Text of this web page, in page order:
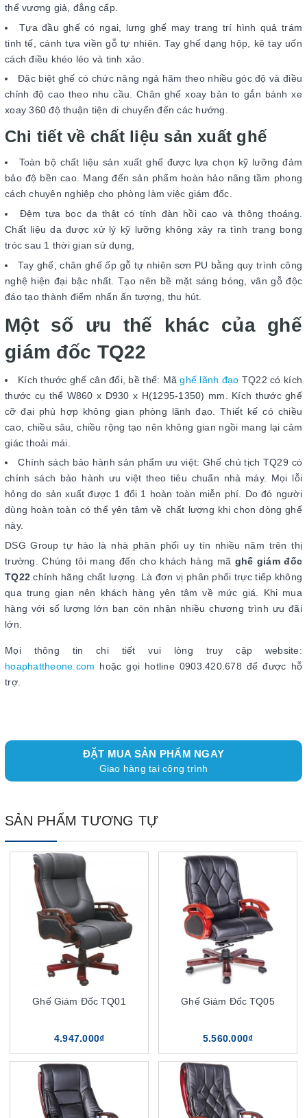
thể vương giả, đẳng cấp.
Tựa đầu ghế có ngai, lưng ghế may trang trí hình quả trám
tinh tế, cánh tựa viền gỗ tự nhiên. Tay ghế dạng hộp, kê tay uốn
cách điều khéo léo và tinh xảo.
Đặc biệt ghế có chức năng ngả hãm theo nhiều góc độ và điều
chỉnh độ cao theo nhu cầu. Chân ghế xoay bản to gắn bánh xe
xoay 360 độ thuận tiện di chuyển đến các hướng.
Chi tiết về chất liệu sản xuất ghế
Toàn bộ chất liệu sản xuất ghế được lựa chọn kỹ lưỡng đảm
bảo độ bền cao. Mang đến sản phẩm hoàn hảo nâng tầm phong
cách chuyên nghiệp cho phòng làm việc giám đốc.
Đệm tựa bọc da thật có tính đàn hồi cao và thông thoáng.
Chất liệu da được xử lý kỹ lưỡng không xảy ra tình trạng bong
tróc sau 1 thời gian sử dụng,
Tay ghế, chân ghế ốp gỗ tự nhiên sơn PU bằng quy trình công
nghệ hiện đại bậc nhất. Tạo nên bề mặt sáng bóng, vân gỗ độc
đáo tạo thành điểm nhấn ấn tượng, thu hút.
Một số ưu thế khác của ghế
giám đốc TQ22
Kích thước ghế cân đối, bề thế: Mãghế lãnh đạo TQ22 có kích
thước cụ thể W860 x D930 x H(1295-1350) mm. Kích thước ghế
cỡ đại phù hợp không gian phòng lãnh đạo. Thiết kế có chiều
cao, chiều sâu, chiều rộng tạo nên không gian ngồi mang lại cảm
giác thoải mái.
Chính sách bảo hành sản phẩm ưu việt: Ghế chủ tịch TQ29 có
chính sách bảo hành ưu việt theo tiêu chuẩn nhà máy. Mọi lỗi
hỏng do sản xuất được 1 đổi 1 hoàn toàn miễn phí. Do đó người
dùng hoàn toàn có thể yên tâm về chất lượng khi chọn dòng ghế
này.
DSG Group tự hào là nhà phân phối uy tín nhiều năm trên thị
trường. Chúng tôi mang đến cho khách hàng mã ghế giám đốc
TQ22 chính hãng chất lượng. Là đơn vị phân phối trực tiếp không
qua trung gian nên khách hàng yên tâm về mức giá. Khi mua
hàng với số lượng lớn bạn còn nhận nhiều chương trình ưu đãi
lớn.
Mọi thông tin chi tiết vui lòng truy cập website:
hoaphattheone.com hoặc gọi hotline 0903.420.678 để được hỗ
trợ.
ĐẶT MUA SẢN PHẨM NGAY
Giao hàng tại công trình
SẢN PHẨM TƯƠNG TỰ
Ghế Giám Đốc TQ01
4.947.000₫
Ghế Giám Đốc TQ05
5.560.000₫